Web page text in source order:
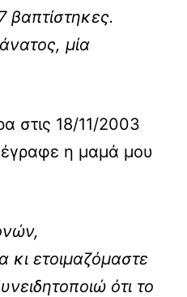
βαπτίστηκες.
μία
στις 18/11/2003
η μαμά μου
κι ετοιμαζόμαστε
ότι το